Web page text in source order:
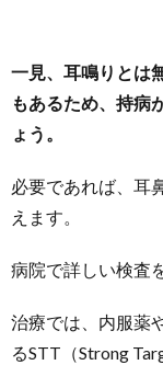
一見、耳鳴りとは
もあるため、持病
ょう。
必要であれば、耳
えます。
病院で詳しい検査
治療では、内服薬
るSTT（Strong